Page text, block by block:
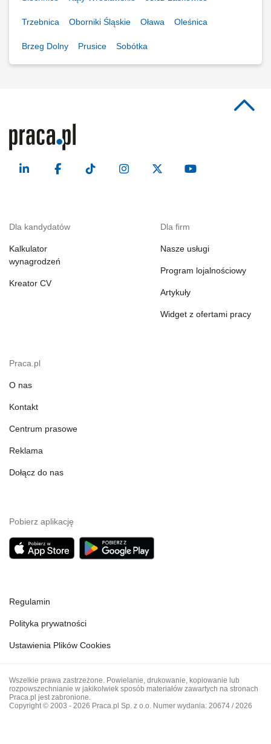
Trzebnica Oborniki Śląskie Oława Oleśnica
Brzeg Dolny Prusice Sobótka
Dla kandydatów
Kalkulator
wynagrodzeń
Kreator CV
Dla firm
Nasze usługi
Program lojalnościowy
Artykuły
Widget z ofertami pracy
Praca.pl
O nas
Kontakt
Centrum prasowe
Reklama
Dołącz do nas
Pobierz aplikację
Regulamin
Polityka prywatności
Ustawienia Plików Cookies
Wszelkie prawa zastrzeżone. Powielanie, drukowanie, kopiowanie lub
rozpowszechnianie w jakikolwiek sposób materiałów zawartych na stronach
Praca.pl jest zabronione.
Copyright © 2003 - 2026 Praca.pl Sp. z o.o. Numer wydania: 20674 / 2026